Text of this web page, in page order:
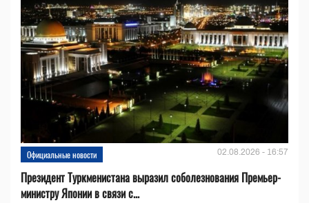
Официальные новости 02.08.2026 - 16:57
Президент Туркменистана выразил соболезнования Премьер-
министру Японии в связи с...